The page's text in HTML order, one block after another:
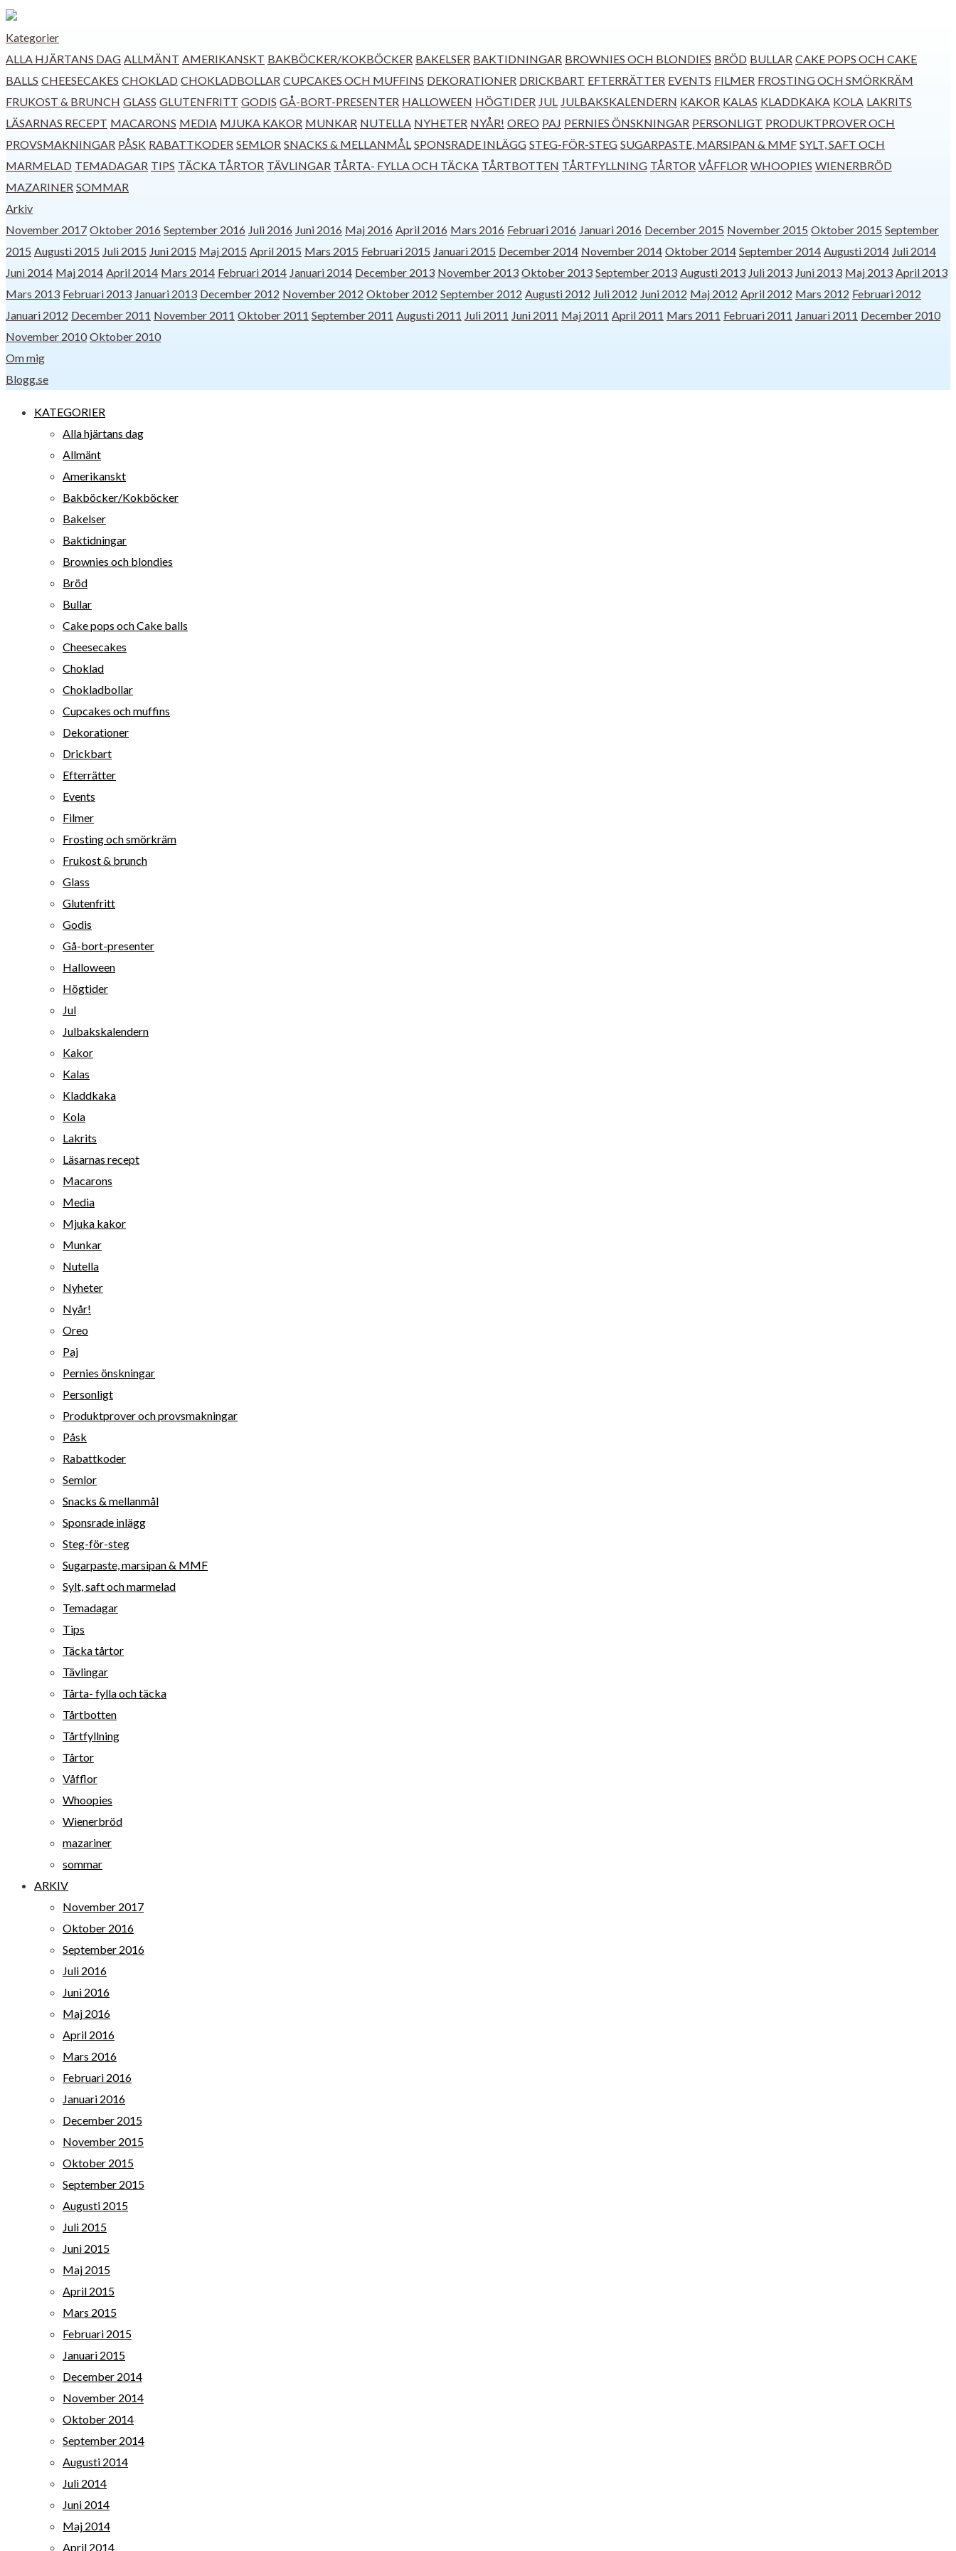
Kategorier
ALLA HJÄRTANS DAG ALLMÄNT AMERIKANSKT BAKBÖCKER/KOKBÖCKER BAKELSER BAKTIDNINGAR BROWNIES OCH BLONDIES BRÖD BULLAR CAKE POPS OCH CAKE
BALLS CHEESECAKES CHOKLAD CHOKLADBOLLAR CUPCAKES OCH MUFFINS DEKORATIONER DRICKBART EFTERRÄTTER EVENTS FILMER FROSTING OCH SMÖRKRÄM
FRUKOST & BRUNCH GLASS GLUTENFRITT GODIS GÅ-BORT-PRESENTER HALLOWEEN HÖGTIDER JUL JULBAKSKALENDERN KAKOR KALAS KLADDKAKA KOLA LAKRITS
LÄSARNAS RECEPT MACARONS MEDIA MJUKA KAKOR MUNKAR NUTELLA NYHETER NYÅR! OREO PAJ PERNIES ÖNSKNINGAR PERSONLIGT PRODUKTPROVER OCH
PROVSMAKNINGAR PÅSK RABATTKODER SEMLOR SNACKS & MELLANMÅL SPONSRADE INLÄGG STEG-FÖR-STEG SUGARPASTE, MARSIPAN & MMF SYLT, SAFT OCH
MARMELAD TEMADAGAR TIPS TÄCKA TÅRTOR TÄVLINGAR TÅRTA- FYLLA OCH TÄCKA TÅRTBOTTEN TÅRTFYLLNING TÅRTOR VÅFFLOR WHOOPIES WIENERBRÖD
MAZARINER SOMMAR
Arkiv
November 2017 Oktober 2016 September 2016 Juli 2016 Juni 2016 Maj 2016 April 2016 Mars 2016 Februari 2016 Januari 2016 December 2015 November 2015 Oktober 2015 September
2015 Augusti 2015 Juli 2015 Juni 2015 Maj 2015 April 2015 Mars 2015 Februari 2015 Januari 2015 December 2014 November 2014 Oktober 2014 September 2014 Augusti 2014 Juli 2014
Juni 2014 Maj 2014 April 2014 Mars 2014 Februari 2014 Januari 2014 December 2013 November 2013 Oktober 2013 September 2013 Augusti 2013 Juli 2013 Juni 2013 Maj 2013 April 2013
Mars 2013 Februari 2013 Januari 2013 December 2012 November 2012 Oktober 2012 September 2012 Augusti 2012 Juli 2012 Juni 2012 Maj 2012 April 2012 Mars 2012 Februari 2012
Januari 2012 December 2011 November 2011 Oktober 2011 September 2011 Augusti 2011 Juli 2011 Juni 2011 Maj 2011 April 2011 Mars 2011 Februari 2011 Januari 2011 December 2010
November 2010 Oktober 2010
Om mig
Blogg.se
KATEGORIER
Alla hjärtans dag
Allmänt
Amerikanskt
Bakböcker/Kokböcker
Bakelser
Baktidningar
Brownies och blondies
Bröd
Bullar
Cake pops och Cake balls
Cheesecakes
Choklad
Chokladbollar
Cupcakes och muffins
Dekorationer
Drickbart
Efterrätter
Events
Filmer
Frosting och smörkräm
Frukost & brunch
Glass
Glutenfritt
Godis
Gå-bort-presenter
Halloween
Högtider
Jul
Julbakskalendern
Kakor
Kalas
Kladdkaka
Kola
Lakrits
Läsarnas recept
Macarons
Media
Mjuka kakor
Munkar
Nutella
Nyheter
Nyår!
Oreo
Paj
Pernies önskningar
Personligt
Produktprover och provsmakningar
Påsk
Rabattkoder
Semlor
Snacks & mellanmål
Sponsrade inlägg
Steg-för-steg
Sugarpaste, marsipan & MMF
Sylt, saft och marmelad
Temadagar
Tips
Täcka tårtor
Tävlingar
Tårta- fylla och täcka
Tårtbotten
Tårtfyllning
Tårtor
Våfflor
Whoopies
Wienerbröd
mazariner
sommar
ARKIV
November 2017
Oktober 2016
September 2016
Juli 2016
Juni 2016
Maj 2016
April 2016
Mars 2016
Februari 2016
Januari 2016
December 2015
November 2015
Oktober 2015
September 2015
Augusti 2015
Juli 2015
Juni 2015
Maj 2015
April 2015
Mars 2015
Februari 2015
Januari 2015
December 2014
November 2014
Oktober 2014
September 2014
Augusti 2014
Juli 2014
Juni 2014
Maj 2014
April 2014